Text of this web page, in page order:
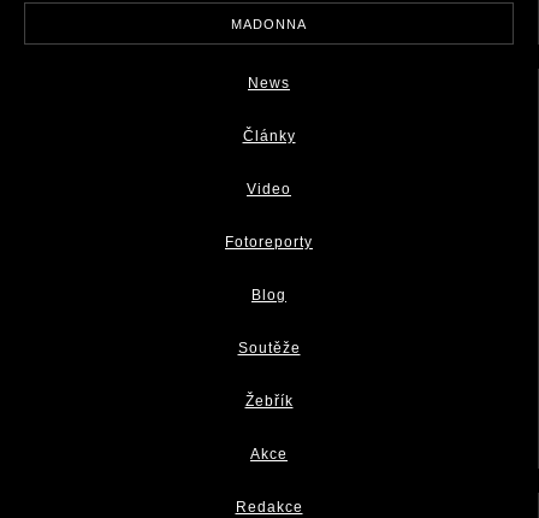
MADONNA
News
Články
Video
Fotoreporty
Blog
Soutěže
Žebřík
Akce
Redakce